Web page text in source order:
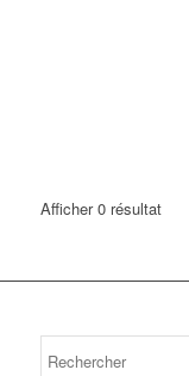
Afficher 0 résultat